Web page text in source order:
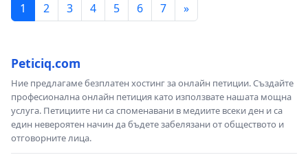
1 2 3 4 5 6 7 »
Peticiq.com
Ние предлагаме безплатен хостинг за онлайн петиции. Създайте
професионална онлайн петиция като използвате нашата мощна
услуга. Петициите ни са споменавани в медиите всеки ден и са
един невероятен начин да бъдете забелязани от обществото и
отговорните лица.